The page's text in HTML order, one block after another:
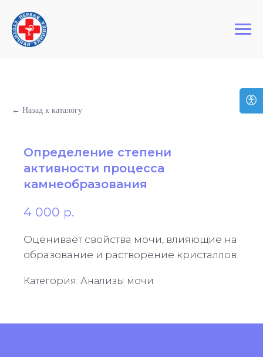
Первая Столичная Клиника
← Назад к каталогу
Определение степени
активности процесса
камнеобразования
4 000 р.
Оценивает свойства мочи, влияющие на
образование и растворение кристаллов.
Категория: Анализы мочи